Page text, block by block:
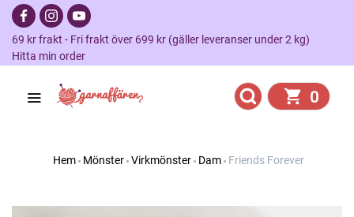
69 kr frakt - Fri frakt över 699 kr (gäller leveranser under 2 kg)
Hitta min order
0
Hem Mönster Virkmönster Dam Friends Forever